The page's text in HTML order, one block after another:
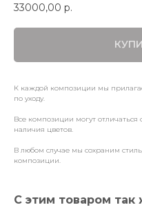
33000,00 р.
К каждой композиции мы
по уходу.
Все композиции могут отличаться
наличия цветов.
В любом случае мы сохраним
композиции.
С этим товаром так